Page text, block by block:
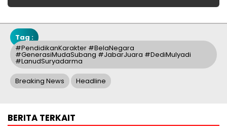
Tag :
#PendidikanKarakter #BelaNegara
#GenerasiMudaSubang #JabarJuara #DediMulyadi
#LanudSuryadarma
Breaking News Headline
BERITA TERKAIT